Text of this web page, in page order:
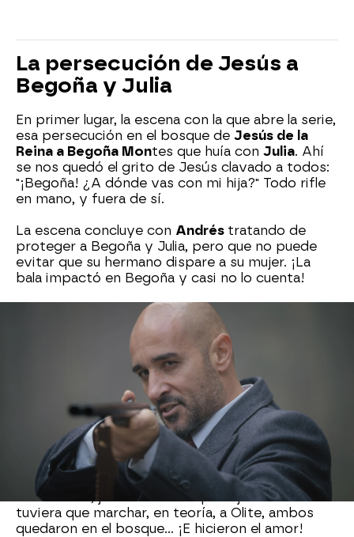
La persecución de Jesús a
Begoña y Julia
En primer lugar, la escena con la que abre la serie,
esa persecución en el bosque de Jesús de la
Reina a Begoña Montes que huía con Julia. Ahí
se nos quedó el grito de Jesús clavado a todos:
"¡Begoña! ¿A dónde vas con mi hija?" Todo rifle
en mano, y fuera de sí.
La escena concluye con Andrés tratando de
proteger a Begoña y Julia, pero que no puede
evitar que su hermano dispare a su mujer. ¡La
bala impactó en Begoña y casi no lo cuenta!
Begoña y Andrés hacen el
Otra de las escenas que más ha calado en el
corazón de la audiencia fue el momento íntimo
entreAndrés y Begoña
. Su química ha estado
ahí desde siempre, pero tras llevar un tiempo
frenándose, justo antes de que el joven se
tuviera que marchar, en teoría, a Olite, ambos
quedaron en el bosque... ¡E hicieron el amor!